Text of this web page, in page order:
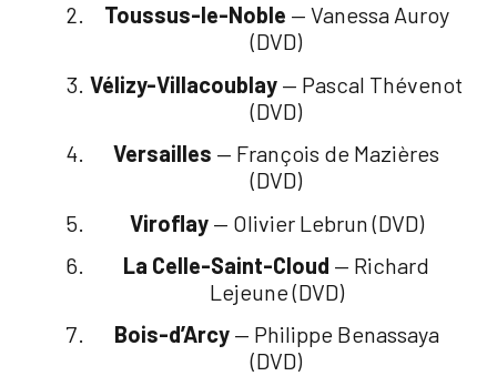
Toussus-le-Noble — Vanessa Auroy
(DVD)
Vélizy-Villacoublay — Pascal Thévenot
(DVD)
Versailles — François de Mazières
(DVD)
Viroflay— Olivier Lebrun (DVD)
La Celle-Saint-Cloud — Richard
Lejeune (DVD)
Bois-d’Arcy— Philippe Benassaya
(DVD)